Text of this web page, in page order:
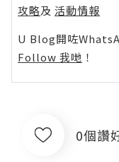
攻略及 活動情報
U Blog開咗
Follow 我哋 ！
0個讚